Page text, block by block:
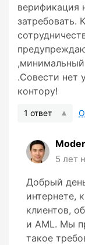
верификация
затребовать.
.Совести нет
контору!
1 ответ
5 лет
Добрый
интернете,
клиентов,
и AML. Мы
такое